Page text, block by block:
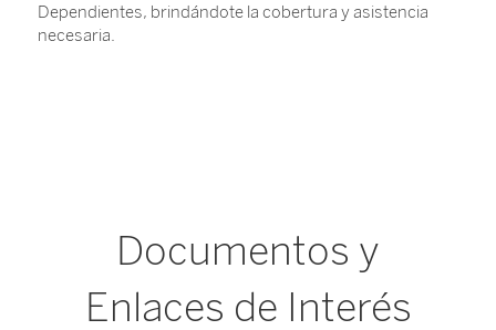
Dependientes, brindándote la cobertura y asistencia
necesaria.
Documentos y
Enlaces de Interés